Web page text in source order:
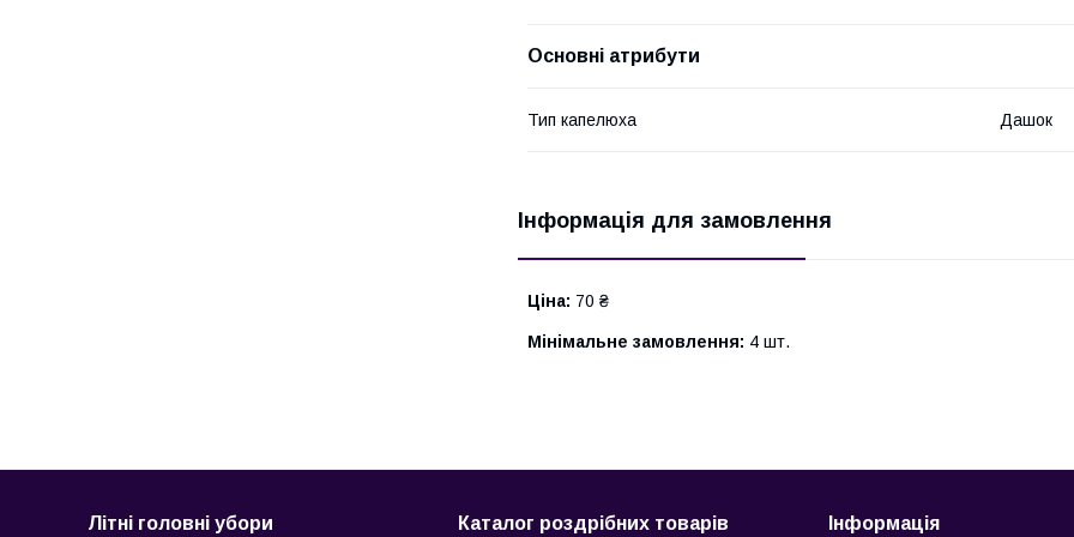
Основні атрибути
Тип капелюха Дашок
Інформація для замовлення
Ціна: 70 ₴
Мінімальне замовлення: 4 шт.
Літні головні убори Каталог роздрібних товарів Інформація